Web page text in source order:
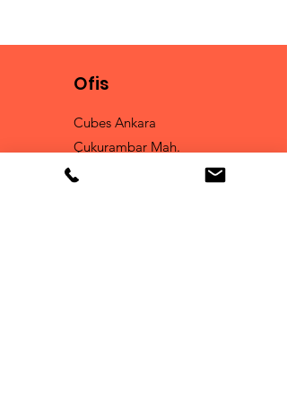
Ofis
Cubes Ankara
Çukurambar Mah.